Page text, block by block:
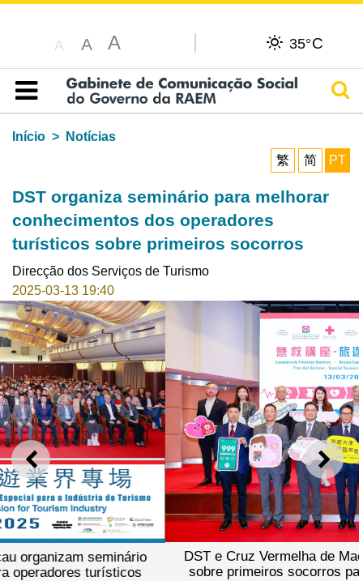
A A A 35°C
Índice
Início
Notícias
繁
简 PT
DST organiza seminário para melhorar
conhecimentos dos operadores
turísticos sobre primeiros socorros
Direcção dos Serviços de Turismo
2025-03-13 19:40
ANTERIOR
DST e Cruz Vermelha de Macau organizam seminário
sobre primeiros socorros para operadores turísticos